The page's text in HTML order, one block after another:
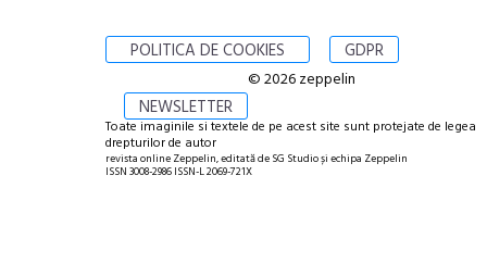
POLITICA DE COOKIES GDPR
NEWSLETTER
© 2026 zeppelin
Toate imaginile si textele de pe acest site sunt protejate de legea
drepturilor de autor
revista online Zeppelin, editată de SG Studio și echipa Zeppelin
ISSN 3008-2986 ISSN-L 2069-721X